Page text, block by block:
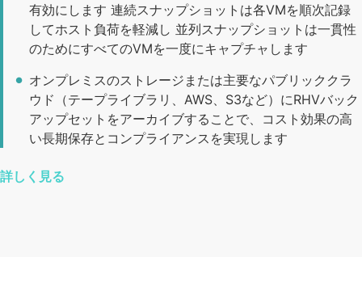
有効にします 連続スナップショットは各VMを順次記録
してホスト負荷を軽減し 並列スナップショットは一貫性
のためにすべてのVMを一度にキャプチャします
オンプレミスのストレージまたは主要なパブリッククラ
ウド（テープライブラリ、AWS、S3など）にRHVバック
アップセットをアーカイブすることで、コスト効果の高
い長期保存とコンプライアンスを実現します
詳しく見る